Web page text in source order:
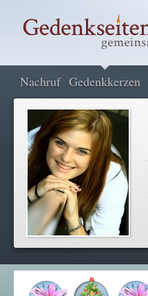
Nachruf Gedenkkerzen